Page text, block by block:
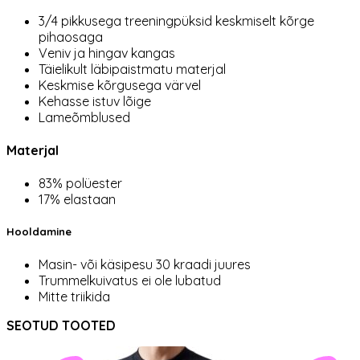
3/4 pikkusega treeningpüksid keskmiselt kõrge
pihaosaga
Veniv ja hingav kangas
Täielikult läbipaistmatu materjal
Keskmise kõrgusega värvel
Kehasse istuv lõige
Lameõmblused
Materjal
83% polüester
17% elastaan
Hooldamine
Masin- või käsipesu 30 kraadi juures
Trummelkuivatus ei ole lubatud
Mitte triikida
SEOTUD TOOTED